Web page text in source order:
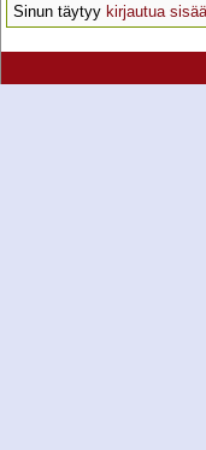
Sinun täytyy kirjautua